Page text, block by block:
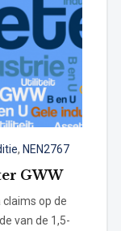
, NEN2767
GWW
op de
van de 1,5-